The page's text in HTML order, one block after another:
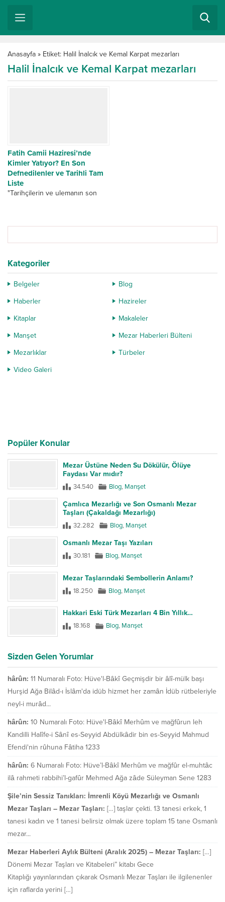
Anasayfa » Etiket: Halil İnalcık ve Kemal Karpat mezarları
Halil İnalcık ve Kemal Karpat mezarları
Fatih Camii Haziresi’nde
Kimler Yatıyor? En Son
Defnedilenler ve Tarihli Tam
Liste
"Tarihçilerin ve ulemanın son
Kategoriler
Belgeler
Blog
Haberler
Hazireler
Kitaplar
Makaleler
Manşet
Mezar Haberleri Bülteni
Mezarlıklar
Türbeler
Video Galeri
Popüler Konular
Mezar Üstüne Neden Su Dökülür, Ölüye
Faydası Var mıdır?
34.540 Blog, Manşet
Çamlıca Mezarlığı ve Son Osmanlı Mezar
Taşları (Çakaldağı Mezarlığı)
32.282 Blog, Manşet
Osmanlı Mezar Taşı Yazıları
30.181 Blog, Manşet
Mezar Taşlarındaki Sembollerin Anlamı?
18.250 Blog, Manşet
Hakkari Eski Türk Mezarları 4 Bin Yıllık…
18.168 Blog, Manşet
Sizden Gelen Yorumlar
hârûn: 11 Numaralı Foto: Hüve'l-Bâkî Geçmişdir bir âlî-mülk başı
Hurşid Ağa Bilâd-ı İslâm'da idüb hizmet her zamân İdüb rütbeleriyle
neyl-i murâd...
hârûn: 10 Numaralı Foto: Hüve'l-Bâkî Merhûm ve mağfûrun leh
Kandilli Halîfe-i Sânî es-Seyyid Abdülkâdir bin es-Seyyid Mahmud
Efendi'nin rûhuna Fâtiha 1233
hârûn: 6 Numaralı Foto: Hüve’l-Bâkî Merhûm ve mağfûr el-muhtâc
ilâ rahmeti rabbihi’l-gafûr Mehmed Ağa zâde Süleyman Sene 1283
Şile’nin Sessiz Tanıkları: İmrenli Köyü Mezarlığı ve Osmanlı
Mezar Taşları – Mezar Taşları: […] taşlar çekti. 13 tanesi erkek, 1
tanesi kadın ve 1 tanesi belirsiz olmak üzere toplam 15 tane Osmanlı
mezar...
Mezar Haberleri Aylık Bülteni (Aralık 2025) – Mezar Taşları: […]
Dönemi Mezar Taşları ve Kitabeleri” kitabı Gece
Kitaplığı yayınlarından çıkarak Osmanlı Mezar Taşları ile ilgilenenler
için raflarda yerini […]